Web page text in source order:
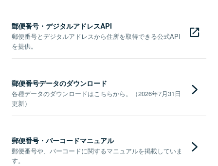
郵便番号・デジタルアドレスAPI
郵便番号とデジタルアドレスから住所を取得できる公式API
を提供。
郵便番号データのダウンロード
各種データのダウンロードはこちらから。（2026年7月31日
更新）
郵便番号・バーコードマニュアル
郵便番号や、バーコードに関するマニュアルを掲載していま
す。